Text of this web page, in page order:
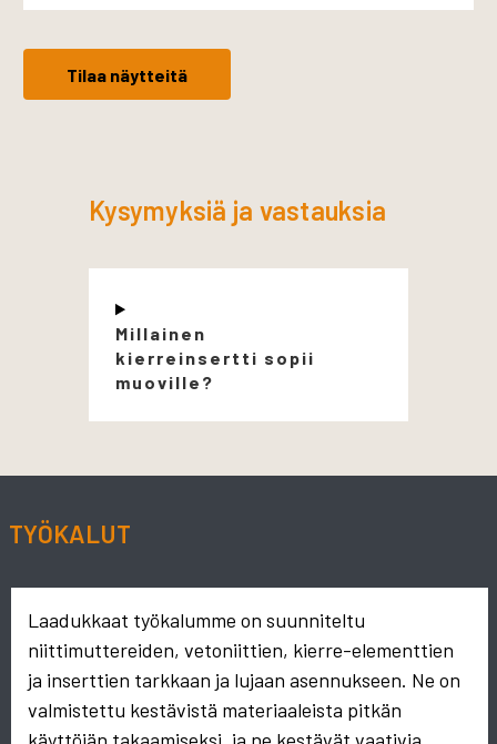
Tilaa näytteitä
Kysymyksiä ja vastauksia
Millainen
kierreinsertti sopii
muoville?
TYÖKALUT
Laadukkaat työkalumme on suunniteltu
niittimuttereiden, vetoniittien, kierre-elementtien
ja inserttien tarkkaan ja lujaan asennukseen. Ne on
valmistettu kestävistä materiaaleista pitkän